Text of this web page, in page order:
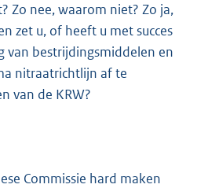
Zo nee, waarom niet? Zo ja,
zet u, of heeft u met succes
van bestrijdingsmiddelen en
nitraatrichtlijn af te
van de KRW?
Commissie hard maken